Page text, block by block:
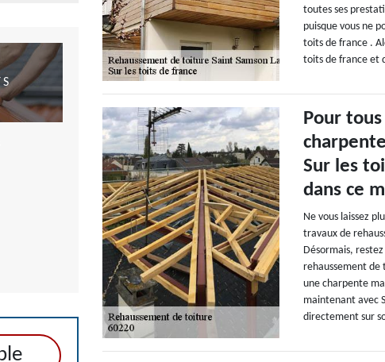
toutes ses
puisque vous ne
toits de france .
toits de france et
Pour
Sur les
dans ce
Ne vous laissez
travaux de
Désormais,
rehaussement de
une charpente
maintenant avec
directement sur